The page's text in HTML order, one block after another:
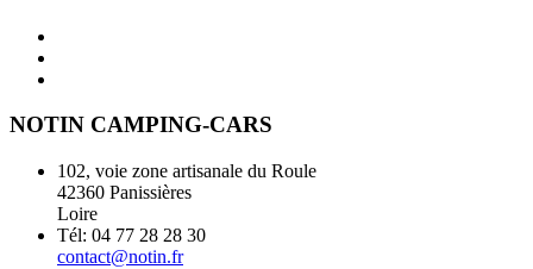
NOTIN CAMPING-CARS
102, voie zone artisanale du Roule
42360 Panissières
Loire
Tél: 04 77 28 28 30
contact@notin.fr